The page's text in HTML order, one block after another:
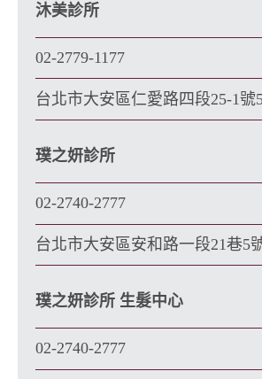
沐美診所
02-2779-1177
台北市大安區仁愛路四段25-1號
璞之妍診所
02-2740-2777
台北市大安區安和路一段21巷5
璞之妍診所 生髮中心
02-2740-2777